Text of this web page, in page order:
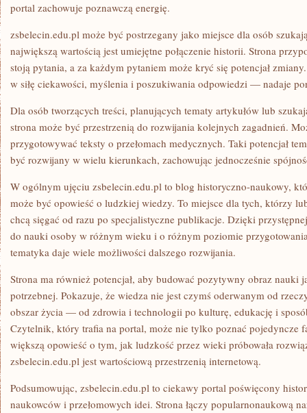
portal zachowuje poznawczą energię.
zsbelecin.edu.pl może być postrzegany jako miejsce dla osób
największą wartością jest umiejętne połączenie historii. Strona
stoją pytania, a za każdym pytaniem może kryć się potencjał
w siłę ciekawości, myślenia i poszukiwania odpowiedzi — nadaje
Dla osób tworzących treści, planujących tematy artykułów lub
strona może być przestrzenią do rozwijania kolejnych zagadnień.
przygotowywać teksty o przełomach medycznych. Taki potencjał
być rozwijany w wielu kierunkach, zachowując jednocześnie
W ogólnym ujęciu zsbelecin.edu.pl to blog historyczno-naukowy,
może być opowieść o ludzkiej wiedzy. To miejsce dla tych, którzy
chcą sięgać od razu po specjalistyczne publikacje. Dzięki
do nauki osoby w różnym wieku i o różnym poziomie
tematyka daje wiele możliwości dalszego rozwijania.
Strona ma również potencjał, aby budować pozytywny obraz
potrzebnej. Pokazuje, że wiedza nie jest czymś oderwanym od
obszar życia — od zdrowia i technologii po kulturę, edukację i
Czytelnik, który trafia na portal, może nie tylko poznać pojedyncze
większą opowieść o tym, jak ludzkość przez wieki próbowała
zsbelecin.edu.pl jest wartościową przestrzenią internetową.
Podsumowując, zsbelecin.edu.pl to ciekawy portal poświęcony
naukowców i przełomowych idei. Strona łączy popularnonaukową